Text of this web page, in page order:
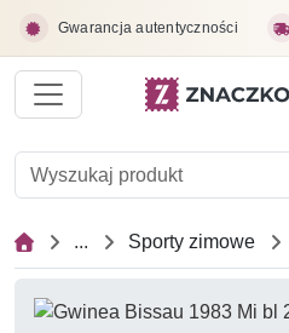
Gwarancja autentyczności
... Sporty zimowe